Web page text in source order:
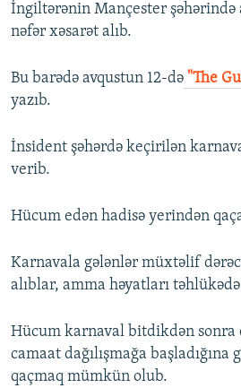
BIZIMLƏ ƏLAQƏ
XƏBƏR BÜLLETENLƏRIMIZ
İngiltərənin Mançester şəhərində
nəfər xəsarət alıb.
Bu barədə avqustun 12-də "The
yazıb.
İnsident şəhərdə keçirilən
verib.
Hücum edən hadisə yerindən
Karnavala gələnlər müxtəlif
alıblar, amma həyatları
Hücum karnaval bitdikdən sonra
camaat dağılışmağa başladığına
qaçmaq mümkün olub.